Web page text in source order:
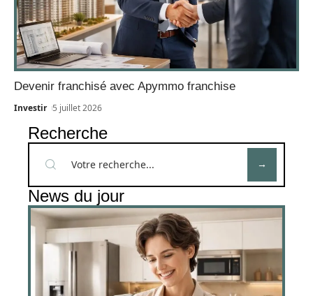
Devenir franchisé avec Apymmo franchise
Investir 5 juillet 2026
Recherche
News du jour